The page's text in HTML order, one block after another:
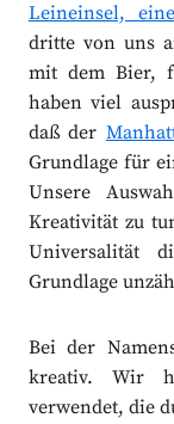
Leineinsel,
dritte von uns
mit dem Bier,
haben viel
daß der
Grundlage für
Unsere
Kreativität zu
Universalität
Grundlage
Bei der
kreativ. Wir
verwendet, die